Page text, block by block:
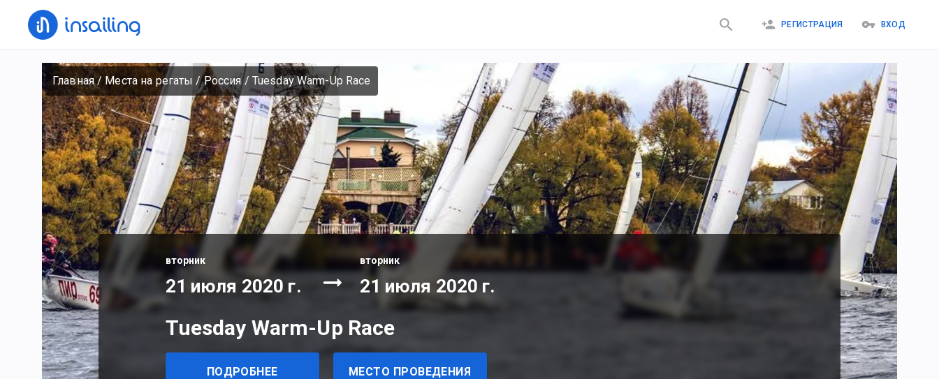
РЕГИСТРАЦИЯ ВХОД
Главная/ Места на регаты /Россия/ Tuesday Warm-Up Race
вторник
21 июля 2020 г.
вторник
21 июля 2020 г.
Tuesday Warm-Up Race
ПОДРОБНЕЕ МЕСТО ПРОВЕДЕНИЯ